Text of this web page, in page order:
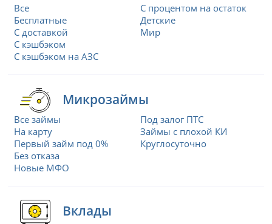
Все
Бесплатные
С доставкой
С кэшбэком
С кэшбэком на АЗС
С процентом на остаток
Детские
Мир
Микрозаймы
Все займы
На карту
Первый займ под 0%
Без отказа
Новые МФО
Под залог ПТС
Займы с плохой КИ
Круглосуточно
Вклады